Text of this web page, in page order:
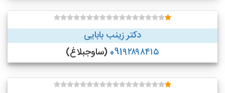
دکتر زینب بابایی
091۹۲۸۹۸۴۱۵ (ساوجبلاغ)